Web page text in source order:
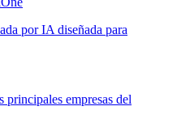
por IA diseñada para
principales empresas del